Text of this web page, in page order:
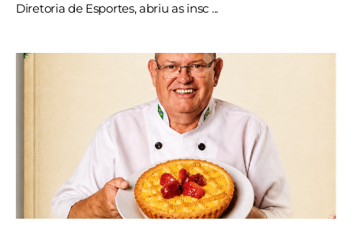
Diretoria de Esportes, abriu as insc ...